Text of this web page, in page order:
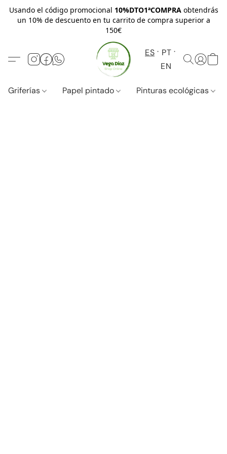
Usando el código promocional 10%DTO1ªCOMPRAobtendrás
un 10% de descuento en tu carrito de compra superior a
150€
ES
PT
EN
Griferías Papel pintado Pinturas ecológicas